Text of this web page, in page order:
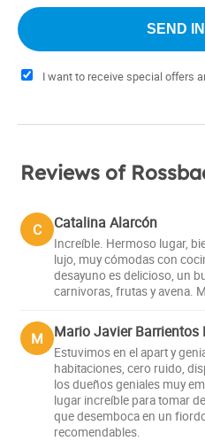
I want to receive special offers
Reviews of
C Catalina Alarcón
Increíble. Hermoso lugar,
lujo, muy cómodas con
desayuno es delicioso, un
carnivoras, frutas y avena.
M Mario Javier Barrientos
Estuvimos en el apart y
habitaciones, cero ruido,
los dueños geniales muy
lugar increíble para tomar
que desemboca en un
recomendables.